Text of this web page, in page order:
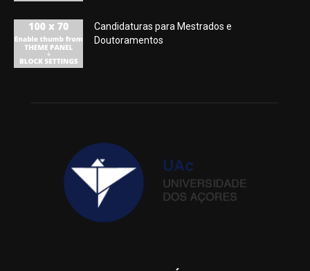
Candidaturas para Mestrados e
Doutoramentos